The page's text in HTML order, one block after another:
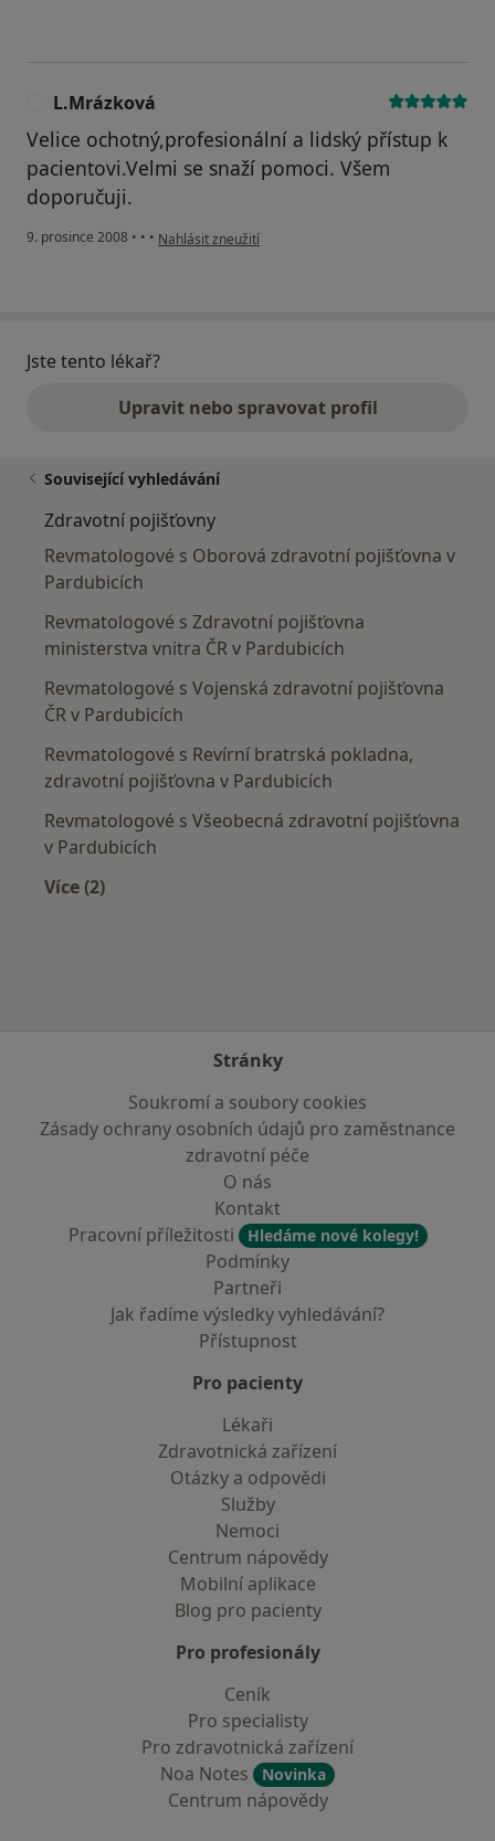
L.Mrázková
Velice ochotný,profesionální a lidský přístup k
pacientovi.Velmi se snaží pomoci. Všem
doporučuji.
9. prosince 2008 • • • podle názoru uživatele L.Mrázková
Nahlásit zneužití
Jste tento lékař?
Upravit nebo spravovat profil
Související vyhledávání
Zdravotní pojišťovny
Revmatologové s Oborová zdravotní pojišťovna v
Pardubicích
Revmatologové s Zdravotní pojišťovna
ministerstva vnitra ČR v Pardubicích
Revmatologové s Vojenská zdravotní pojišťovna
ČR v Pardubicích
Revmatologové s Revírní bratrská pokladna,
zdravotní pojišťovna v Pardubicích
Revmatologové s Všeobecná zdravotní pojišťovna
v Pardubicích
Více (2)
Stránky
Soukromí a soubory cookies
Zásady ochrany osobních údajů pro zaměstnance
zdravotní péče
O nás
Kontakt
Pracovní příležitosti
Hledáme nové kolegy!
Podmínky
Partneři
Jak řadíme výsledky vyhledávání?
Přístupnost
Pro pacienty
Lékaři
Zdravotnická zařízení
Otázky a odpovědi
Služby
Nemoci
Centrum nápovědy
Mobilní aplikace
Blog pro pacienty
Pro profesionály
Ceník
Pro specialisty
Pro zdravotnická zařízení
Noa Notes
Novinka
Centrum nápovědy